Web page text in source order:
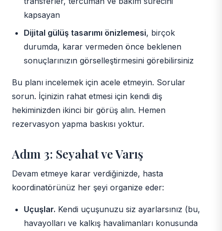
kapsayan
Dijital gülüş tasarımı önizlemesi, birçok
durumda, karar vermeden önce beklenen
sonuçlarınızın görselleştirmesini görebilirsiniz
Bu planı incelemek için acele etmeyin. Sorular
sorun. İçinizin rahat etmesi için kendi diş
hekiminizden ikinci bir görüş alın. Hemen
rezervasyon yapma baskısı yoktur.
Adım 3: Seyahat ve Varış
Devam etmeye karar verdiğinizde, hasta
koordinatörünüz her şeyi organize eder:
Uçuşlar. Kendi uçuşunuzu siz ayarlarsınız (bu,
havayolları ve kalkış havalimanları konusunda